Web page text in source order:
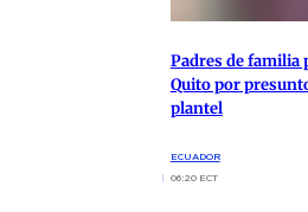
Padres de familia
Quito por
plantel
ECUADOR
06:20 ECT